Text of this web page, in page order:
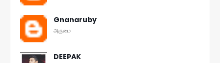
Gnanaruby
அருமை
DEEPAK